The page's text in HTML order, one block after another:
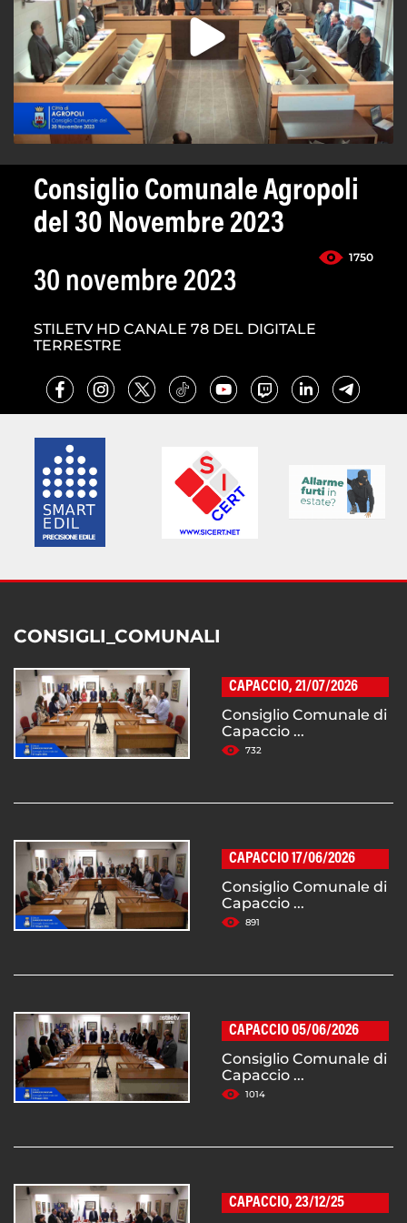
Consiglio Comunale Agropoli
del 30 Novembre 2023
1750
30 novembre 2023
STILETV HD CANALE 78 DEL DIGITALE
TERRESTRE
CONSIGLI_COMUNALI
CAPACCIO, 21/07/2026
Consiglio Comunale di
Capaccio ...
732
CAPACCIO 17/06/2026
Consiglio Comunale di
Capaccio ...
891
CAPACCIO 05/06/2026
Consiglio Comunale di
Capaccio ...
1014
CAPACCIO, 23/12/25